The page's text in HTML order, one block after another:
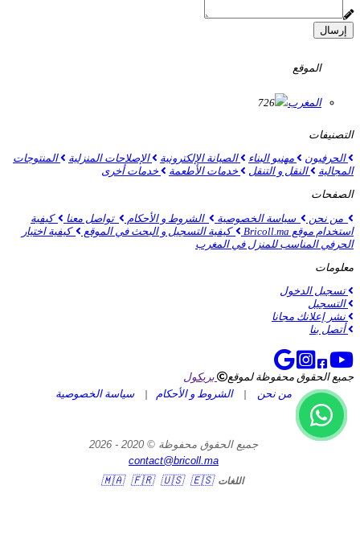
إرسال
الموقع
المغرب 726
التصنيفات
الحرفيون
مهنيو البناء الصيانة الإلكترونية الإصلاحات المنزلية
المنتوجات
المجالية
النقل و التنقل خدمات الأطعمة
خدمات أخرى
الصفحات
من نحن
سياسة الخصوصية الشروط و الأحكام تواصل معنا
كيفية
استخدام موقع Bricoll.ma
كيفية التسجيل و البحث في الموقع
كيفية اختيار
الحرفي المناسب للمنزل في المغرب
معلومات
تسجيل الدخول
التسجيل
نشر إعلانك مجانا
أتصل بنا
جميع الحقوق محفوظة لموقع
بريكول
من نحن
| الشروط و الأحكام | سياسة الخصوصية
جميع الحقوق محفوظة © 2020 - 2026
contact@bricoll.ma
اللغات 🇲🇦 🇫🇷 🇺🇸 🇪🇸